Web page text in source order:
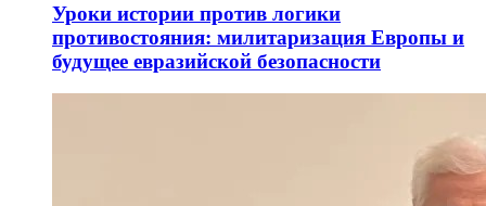
Уроки истории против логики
противостояния: милитаризация Европы и
будущее евразийской безопасности